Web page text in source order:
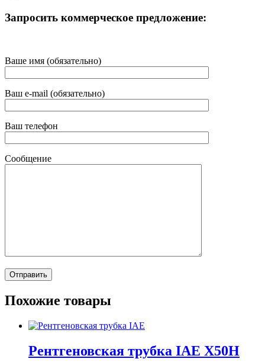
Запросить коммерческое предложение:
Ваше имя (обязательно)
Ваш e-mail (обязательно)
Ваш телефон
Сообщение
Похожие товары
Рентгеновская трубка IAE X50H